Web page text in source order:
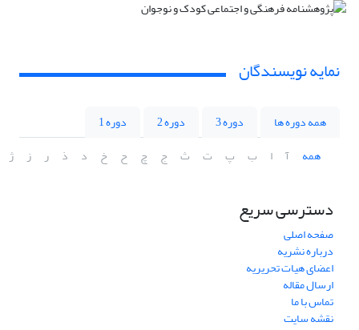
نمایه نویسندگان
همه دوره ها دوره 3 دوره 2
دوره 1
همه
آ ا ب پ ت ث ج چ ح خ د ذ ر ز ژ
دسترسی سریع
صفحه اصلی
درباره نشریه
اعضای هیات تحریریه
ارسال مقاله
تماس با ما
نقشه سایت